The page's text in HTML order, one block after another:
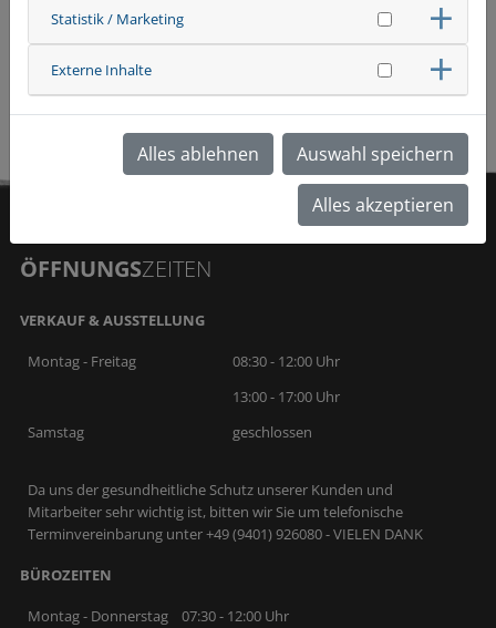
ÖFFNUNGSZEITEN
VERKAUF & AUSSTELLUNG
Montag - Freitag
08:30 - 12:00 Uhr
13:00 - 17:00 Uhr
Samstag
geschlossen
Da uns der gesundheitliche Schutz unserer Kunden und
Mitarbeiter sehr wichtig ist, bitten wir Sie um telefonische
Terminvereinbarung unter +49 (9401) 926080 - VIELEN DANK
BÜROZEITEN
Montag - Donnerstag 07:30 - 12:00 Uhr
Statistik / Marketing
Externe Inhalte
Alles ablehnen Auswahl speichern
Alles akzeptieren